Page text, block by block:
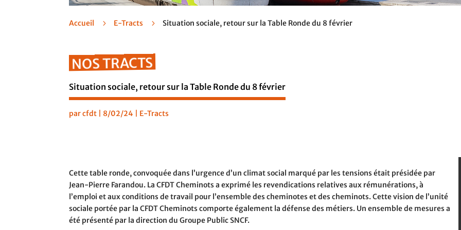
Accueil 5 E-Tracts 5 Situation sociale, retour sur la Table Ronde du 8 février
NOS TRACTS
Situation sociale, retour sur la Table Ronde du 8 février
parcfdt 8/02/24 E-Tracts
Cette table ronde, convoquée dans l’urgence d’un climat social marqué par les tensions était présidée par
Jean-Pierre Farandou. La CFDT Cheminots a exprimé les revendications relatives aux rémunérations, à
l’emploi et aux conditions de travail pour l’ensemble des cheminotes et des cheminots. Cette vision de l’unité
sociale portée par la CFDT Cheminots comporte également la défense des métiers. Un ensemble de mesures a
été présenté par la direction du Groupe Public SNCF.